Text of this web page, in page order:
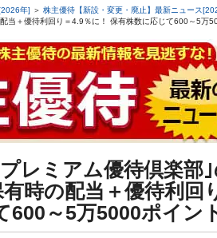
年] ＞ 株主優待【新設・変更・廃止】最新ニュース
当＋優待利回り＝4.9％に！ 保有株数に応じて600～5万
レミアム優待倶楽部
有時の配当＋優待利回
600～5万5000ポイン